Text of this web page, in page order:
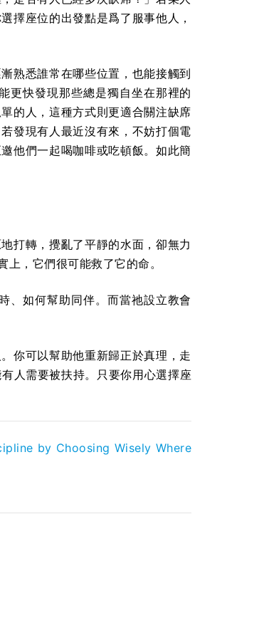
擇座位的出發點是爲了服事他人，
熟悉誰常在哪些位置，也能接觸到
更快發現那些總是獨自坐在那裡的
的人，這種方式則更適合關注缺席
發現有人最近沒有來，不妨打個電
他們一起喝咖啡或吃頓飯。如此簡
打轉，攪亂了平靜的水面，卻無力
，它們很可能救了它的命。
、如何幫助同伴。而當祂設立教會
你可以幫助他重新歸正於真理，走
人需要被扶持。只要你用心選擇座
by Choosing Wisely Where